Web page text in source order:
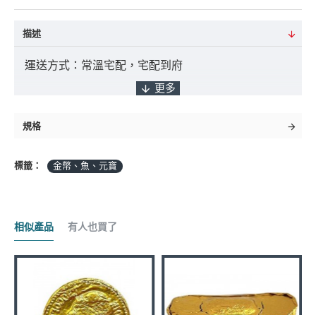
描述
運送方式：常溫宅配，宅配到府
付款方式：ATM轉帳 / 貨到付款 / 臨櫃匯款
*採匯款付款之客戶，商品將於確認入帳後3
到貨日期：於出貨日後3日至7日
規格
標籤： 金幣、魚、元寶
相似產品 有人也買了